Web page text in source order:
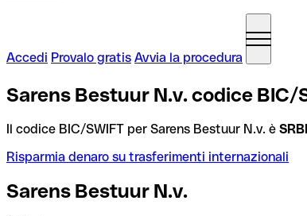
Accedi Provalo gratis Avvia la procedura
Sarens Bestuur N.v. codice BIC/
Il codice BIC/SWIFT per Sarens Bestuur N.v. è
Risparmia denaro su trasferimenti internazionali
Sarens Bestuur N.v.